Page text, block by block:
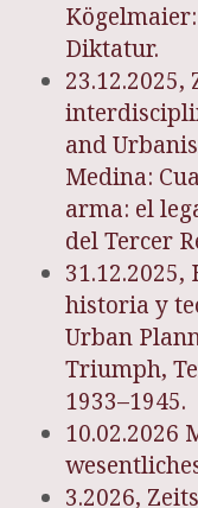
Diktatur.
23.12.2025,
and
Medina:
arma: el
del Tercer
historia y
Urban
Triumph,
1933–1945.
10.02.2026
3.2026,